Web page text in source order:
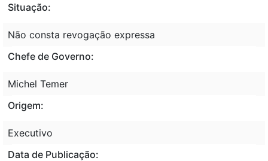
Situação:
Não consta revogação expressa
Chefe de Governo:
Michel Temer
Origem:
Executivo
Data de Publicação: